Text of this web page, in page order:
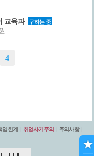
교육과 구하는 중
4
임한계 취업사기주의 주의사항